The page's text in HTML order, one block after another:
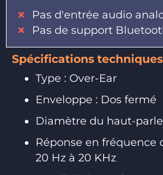
Pas d'entrée audio
Pas de support
Spécifications
Type : Over-Ear
Enveloppe : Dos fermé
Diamètre du haut-
Réponse en fréquence
20 Hz à 20 KHz